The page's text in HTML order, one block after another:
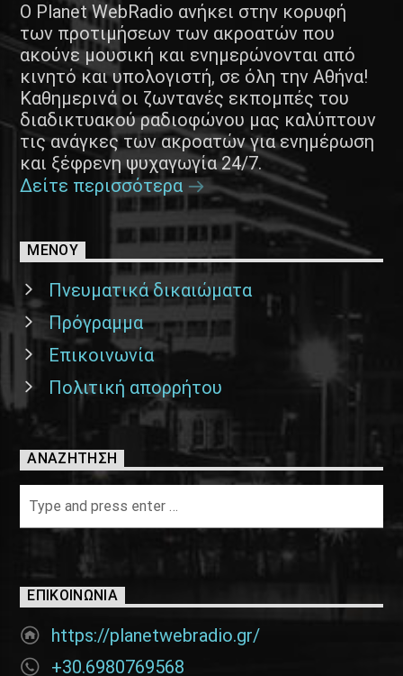
Ο Planet WebRadio ανήκει στην κορυφή
των προτιμήσεων των ακροατών που
ακούνε μουσική και ενημερώνονται από
κινητό και υπολογιστή, σε όλη την Αθήνα!
Καθημερινά οι ζωντανές εκπομπές του
διαδικτυακού ραδιοφώνου μας καλύπτουν
τις ανάγκες των ακροατών για ενημέρωση
και ξέφρενη ψυχαγωγία 24/7.
Δείτε περισσότερα
ΜΕΝΟΥ
Πνευματικά δικαιώματα
Πρόγραμμα
Επικοινωνία
Πολιτική απορρήτου
ΑΝΑΖΉΤΗΣΗ
ΕΠΙΚΟΙΝΩΝΊΑ
https://planetwebradio.gr/
+30.6980769568